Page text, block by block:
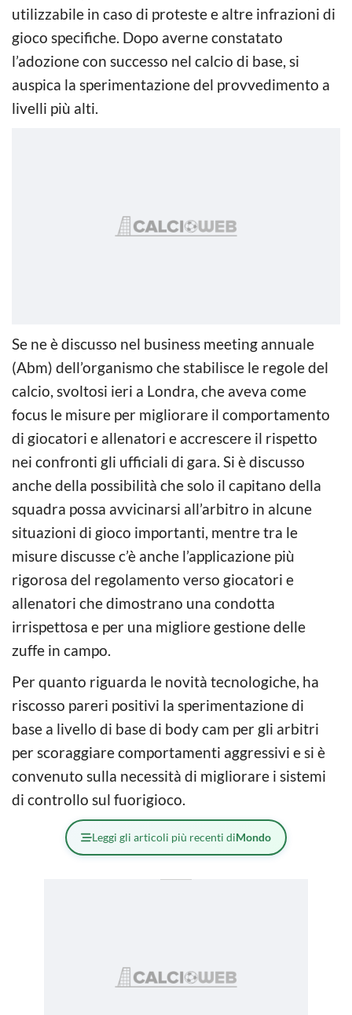
utilizzabile in caso di proteste e altre infrazioni di
gioco specifiche. Dopo averne constatato
l’adozione con successo nel calcio di base, si
auspica la sperimentazione del provvedimento a
livelli più alti.
Se ne è discusso nel business meeting annuale
(Abm) dell’organismo che stabilisce le regole del
calcio, svoltosi ieri a Londra, che aveva come
focus le misure per migliorare il comportamento
di giocatori e allenatori e accrescere il rispetto
nei confronti gli ufficiali di gara. Si è discusso
anche della possibilità che solo il capitano della
squadra possa avvicinarsi all’arbitro in alcune
situazioni di gioco importanti, mentre tra le
misure discusse c’è anche l’applicazione più
rigorosa del regolamento verso giocatori e
allenatori che dimostrano una condotta
irrispettosa e per una migliore gestione delle
zuffe in campo.
Per quanto riguarda le novità tecnologiche, ha
riscosso pareri positivi la sperimentazione di
base a livello di base di body cam per gli arbitri
per scoraggiare comportamenti aggressivi e si è
convenuto sulla necessità di migliorare i sistemi
di controllo sul fuorigioco.
Leggi gli articoli più recenti diMondo